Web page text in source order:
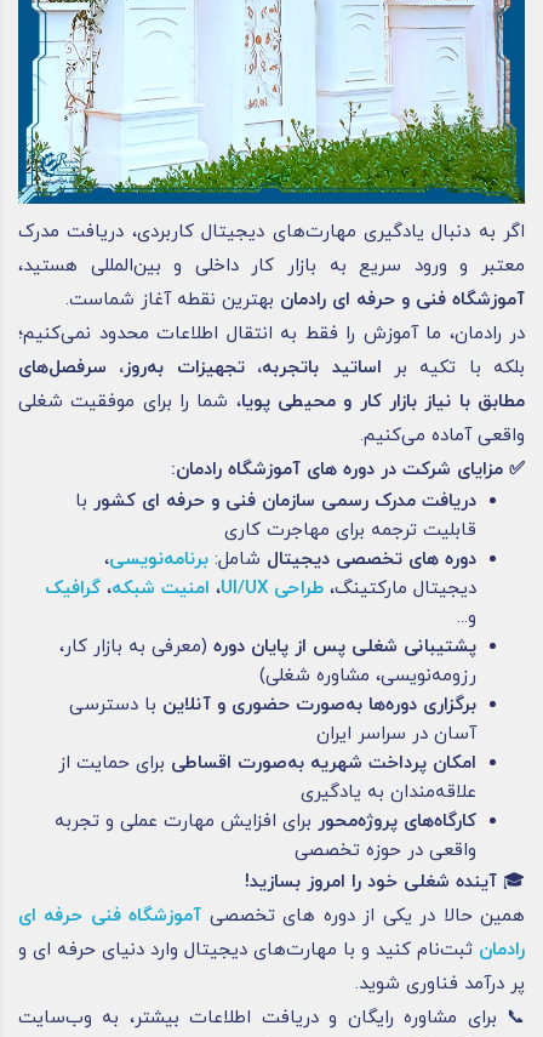
اگر به دنبال یادگیری مهارت‌های دیجیتال کاربردی، دریافت مدرک
معتبر و ورود سریع به بازار کار داخلی و بین‌المللی هستید،
آموزشگاه فنی و حرفه ای رادمان بهترین نقطه آغاز شماست.
در رادمان، ما آموزش را فقط به انتقال اطلاعات محدود نمی‌کنیم؛
بلکه با تکیه بر اساتید باتجربه، تجهیزات به‌روز، سرفصل‌های
مطابق با نیاز بازار کار و محیطی پویا، شما را برای موفقیت شغلی
واقعی آماده می‌کنیم.
✅ مزایای شرکت در دوره های آموزشگاه رادمان:
دریافت مدرک رسمی سازمان فنی و حرفه ای کشور با
قابلیت ترجمه برای مهاجرت کاری
دوره های تخصصی دیجیتال شامل: برنامه‌نویسی،
دیجیتال مارکتینگ، طراحی UI/UX ، امنیت شبکه، گرافیک
و...
پشتیبانی شغلی پس از پایان دوره (معرفی به بازار کار،
رزومه‌نویسی، مشاوره شغلی)
برگزاری دوره‌ها به‌صورت حضوری و آنلاین با دسترسی
آسان در سراسر ایران
امکان پرداخت شهریه به‌صورت اقساطی برای حمایت از
علاقه‌مندان به یادگیری
کارگاه‌های پروژه‌محور برای افزایش مهارت عملی و تجربه
واقعی در حوزه تخصصی
🎓 آینده شغلی خود را امروز بسازید!
همین حالا در یکی از دوره های تخصصی آموزشگاه فنی حرفه ای
رادمان ثبت‌نام کنید و با مهارت‌های دیجیتال وارد دنیای حرفه ای و
پر درآمد فناوری شوید.
📞 برای مشاوره رایگان و دریافت اطلاعات بیشتر، به وب‌سایت